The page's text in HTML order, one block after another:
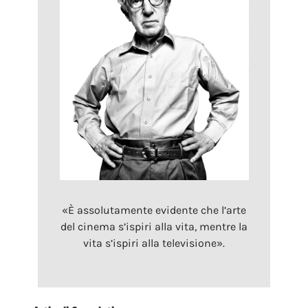
«È assolutamente evidente che l’arte
del cinema s’ispiri alla vita, mentre la
vita s’ispiri alla televisione».